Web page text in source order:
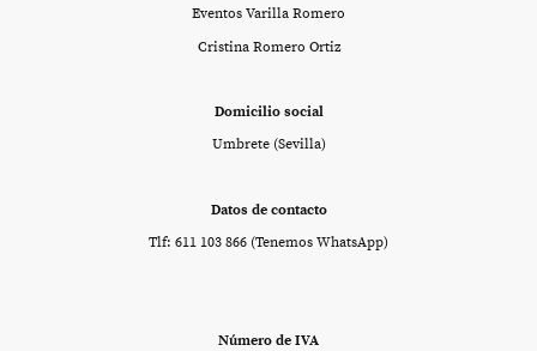
Eventos Varilla Romero
Cristina Romero Ortiz
Domicilio social
Umbrete (Sevilla)
Datos de contacto
Tlf: 611 103 866 (Tenemos WhatsApp)
Número de IVA